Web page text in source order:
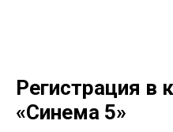
Регистрация в
«Синема 5»